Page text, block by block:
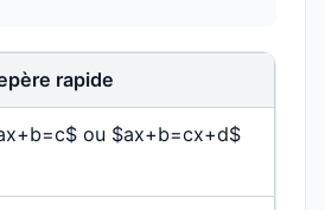
rapide
ou $ax+b=cx+d$